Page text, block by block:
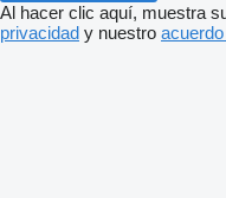
Al hacer clic aquí, muestra
privacidad y nuestro